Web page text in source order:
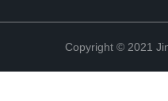
Copyright © 2021